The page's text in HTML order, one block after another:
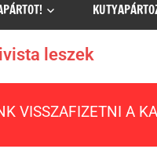
leszek
VISSZAFIZETNI A